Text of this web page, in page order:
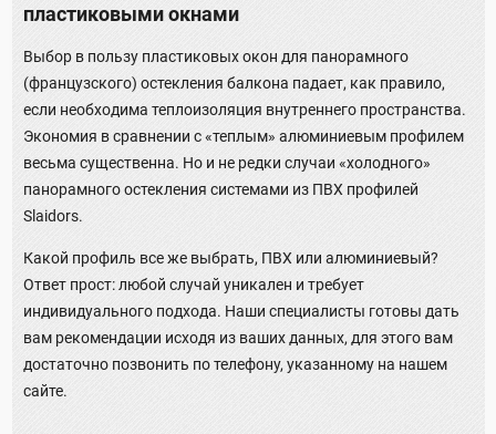
пластиковыми окнами
Выбор в пользу пластиковых окон для панорамного
(французского) остекления балкона падает, как правило,
если необходима теплоизоляция внутреннего пространства.
Экономия в сравнении с «теплым» алюминиевым профилем
весьма существенна. Но и не редки случаи «холодного»
панорамного остекления системами из ПВХ профилей
Slaidors.
Какой профиль все же выбрать, ПВХ или алюминиевый?
Ответ прост: любой случай уникален и требует
индивидуального подхода. Наши специалисты готовы дать
вам рекомендации исходя из ваших данных, для этого вам
достаточно позвонить по телефону, указанному на нашем
сайте.